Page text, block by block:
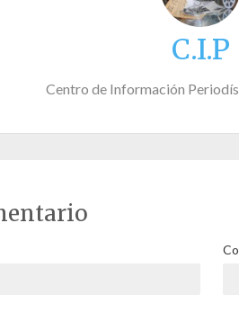
C.I.P
Centro de Información